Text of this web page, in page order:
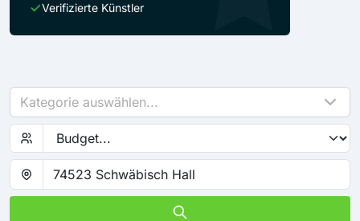
Verifizierte Künstler
Kategorie auswählen...